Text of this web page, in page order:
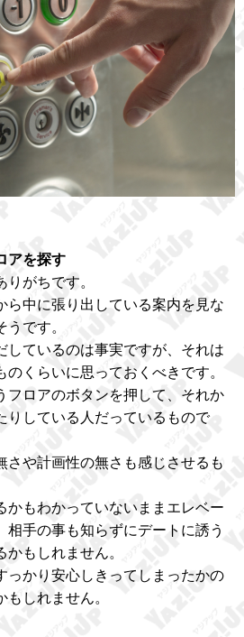
アを探す
がちです。
ら中に張り出している案内を見な
です。
しているのは事実ですが、それは
くらいに思っておくべきです。
フロアのボタンを押して、それか
りしている人だっているもので
さや計画性の無さも感じさせるも
かもわかっていないままエレベー
相手の事も知らずにデートに誘う
もしれません。
っかり安心しきってしまったかの
しれません。